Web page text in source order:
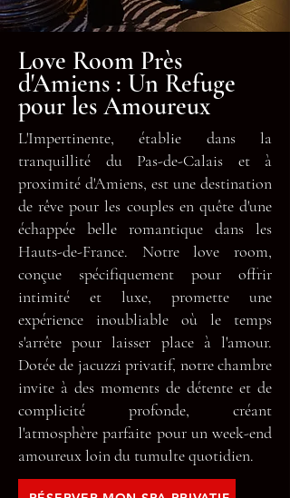
Love Room Près
d'Amiens : Un Refuge
pour les Amoureux
L'Impertinente, établie dans la
tranquillité du Pas-de-Calais et à
proximité d'Amiens, est une destination
de rêve pour les couples en quête d'une
échappée belle romantique dans les
Hauts-de-France. Notre love room,
conçue spécifiquement pour offrir
intimité et luxe, promette une
expérience inoubliable où le temps
s'arrête pour laisser place à l'amour.
Dotée de jacuzzi privatif, notre chambre
invite à des moments de détente et de
complicité profonde, créant
l'atmosphère parfaite pour un week-end
amoureux loin du tumulte quotidien.